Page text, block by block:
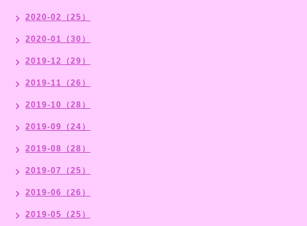
2020-02（25）
2020-01（30）
2019-12（29）
2019-11（26）
2019-10（28）
2019-09（24）
2019-08（28）
2019-07（25）
2019-06（26）
2019-05（25）